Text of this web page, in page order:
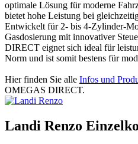
optimale Lösung für moderne
bietet hohe Leistung bei
Entwickelt für 2- bis 4-Zylinder-
Gasdosierung mit innovativer
DIRECT eignet sich ideal für
Norm und ist somit bestens für
Hier finden Sie alle Infos und
OMEGAS DIRECT.
Landi Renzo